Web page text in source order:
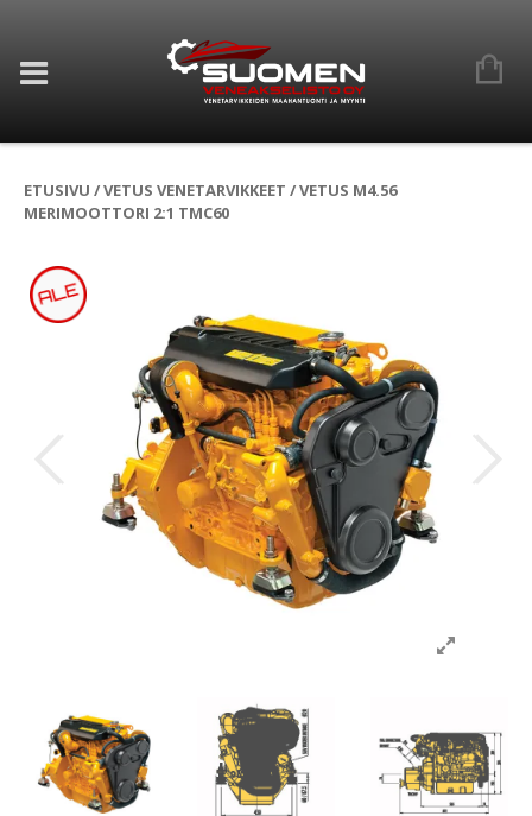
ETUSIVU /VETUS VENETARVIKKEET / VETUS M4.56
MERIMOOTTORI 2:1 TMC60